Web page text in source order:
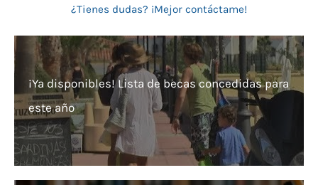
¿Tienes dudas? ¡Mejor contáctame!
¡Ya disponibles! Lista de becas concedidas para
este año